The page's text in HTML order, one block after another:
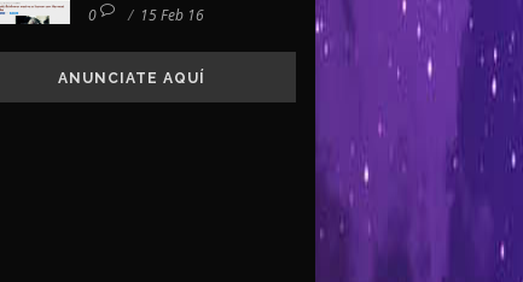
0 / 15 Feb 16
ANUNCIATE AQUÍ